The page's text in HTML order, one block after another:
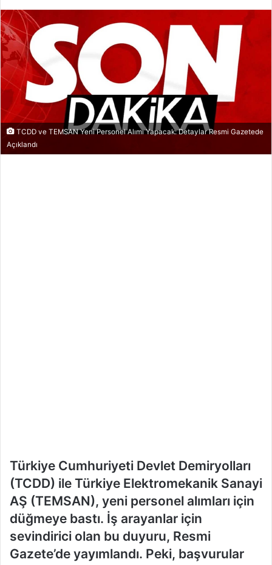
o
o
X
p
t
a
g
TCDD ve TEMSAN Yeni Personel Alımı Yapacak: Detaylar Resmi Gazetede
Açıklandı
Türkiye Cumhuriyeti Devlet Demiryolları
(TCDD) ile Türkiye Elektromekanik Sanayi
AŞ (TEMSAN), yeni personel alımları için
düğmeye bastı. İş arayanlar için
sevindirici olan bu duyuru, Resmi
Gazete’de yayımlandı. Peki, başvurular